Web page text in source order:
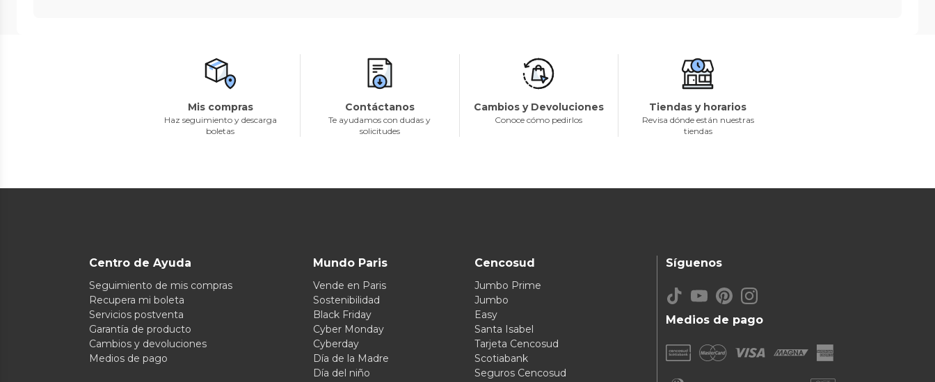
Mis compras
Haz seguimiento y descarga
boletas
Contáctanos
Te ayudamos con dudas y
solicitudes
Cambios y Devoluciones
Conoce cómo pedirlos
Tiendas y horarios
Revisa dónde están nuestras
tiendas
Centro de Ayuda
Seguimiento de mis compras
Recupera mi boleta
Servicios postventa
Garantía de producto
Cambios y devoluciones
Medios de pago
Mundo Paris
Vende en Paris
Sostenibilidad
Black Friday
Cyber Monday
Cyberday
Día de la Madre
Día del niño
Cencosud
Jumbo Prime
Jumbo
Easy
Santa Isabel
Tarjeta Cencosud
Scotiabank
Seguros Cencosud
Medios de pago
Síguenos